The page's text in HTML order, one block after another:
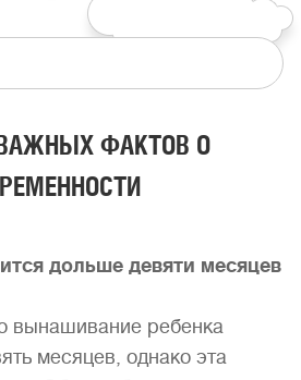
ФАКТОВ О
дольше девяти месяцев
вынашивание ребенка
месяцев, однако эта